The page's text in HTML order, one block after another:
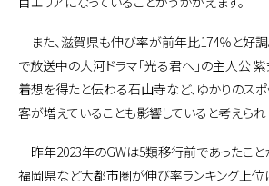
また、滋賀県も伸び率が前年比174％と好調
で放送中の大河ドラマ「光る君へ」の主人公
着想を得たと伝わる石山寺など、ゆかりのス
客が増えていることも影響していると考えられ
昨年2023年のGWは5類移行前であったこと
福岡県など大都市圏が伸び率ランキング上位